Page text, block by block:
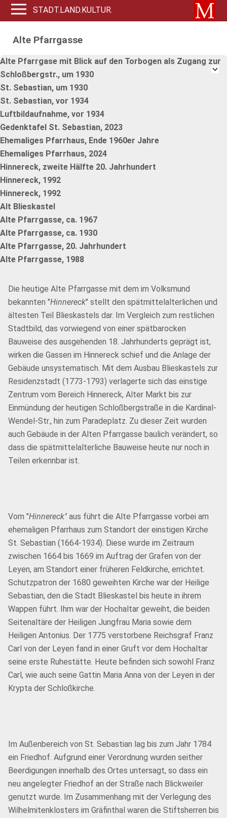
STADT.LAND.KULTUR.
Alte Pfarrgasse
Alte Pfarrgase mit Blick auf den Torbogen als Zugang zur
Schloßbergstr., um 1930
St. Sebastian, um 1930
St. Sebastian, vor 1934
Luftbildaufnahme, vor 1934
Gedenktafel St. Sebastian, 2023
Ehemaliges Pfarrhaus, Ende 1960er Jahre
Ehemaliges Pfarrhaus, 2024
Hinnereck, zweite Hälfte 20. Jahrhundert
Hinnereck, 1992
Hinnereck, 1992
Alt Blieskastel
Alte Pfarrgasse, ca. 1967
Alte Pfarrgasse, ca. 1930
Alte Pfarrgasse, 20. Jahrhundert
Alte Pfarrgasse, 1988
Die heutige Alte Pfarrgasse mit dem im Volksmund
bekannten "Hinnereck" stellt den spätmittelalterlichen und
ältesten Teil Blieskastels dar. Im Vergleich zum restlichen
Stadtbild, das vorwiegend von einer spätbarocken
Bauweise des ausgehenden 18. Jahrhunderts geprägt ist,
wirken die Gassen im Hinnereck schief und die Anlage der
Gebäude unsystematisch. Mit dem Ausbau Blieskastels zur
Residenzstadt (1773-1793) verlagerte sich das einstige
Zentrum vom Bereich Hinnereck, Alter Markt bis zur
Einmündung der heutigen Schloßbergstraße in die Kardinal-
Wendel-Str., hin zum Paradeplatz. Zu dieser Zeit wurden
auch Gebäude in der Alten Pfarrgasse baulich verändert, so
dass die spätmittelalterliche Bauweise heute nur noch in
Teilen erkennbar ist.
Vom "Hinnereck"aus führt die Alte Pfarrgasse vorbei am
ehemaligen Pfarrhaus zum Standort der einstigen Kirche
St. Sebastian (1664-1934). Diese wurde im Zeitraum
zwischen 1664 bis 1669 im Auftrag der Grafen von der
Leyen, am Standort einer früheren Feldkirche, errichtet.
Schutzpatron der 1680 geweihten Kirche war der Heilige
Sebastian, den die Stadt Blieskastel bis heute in ihrem
Wappen führt. Ihm war der Hochaltar geweiht, die beiden
Seitenaltäre der Heiligen Jungfrau Maria sowie dem
Heiligen Antonius. Der 1775 verstorbene Reichsgraf Franz
Carl von der Leyen fand in einer Gruft vor dem Hochaltar
seine erste Ruhestätte. Heute befinden sich sowohl Franz
Carl, wie auch seine Gattin Maria Anna von der Leyen in der
Krypta der Schloßkirche.
Im Außenbereich von St. Sebastian lag bis zum Jahr 1784
ein Friedhof. Aufgrund einer Verordnung wurden seither
Beerdigungen innerhalb des Ortes untersagt, so dass ein
neu angelegter Friedhof an der Straße nach Blickweiler
genutzt wurde. Im Zusammenhang mit der Verlegung des
Wilhelmitenklosters im Gräfinthal waren die Stiftsherren bis